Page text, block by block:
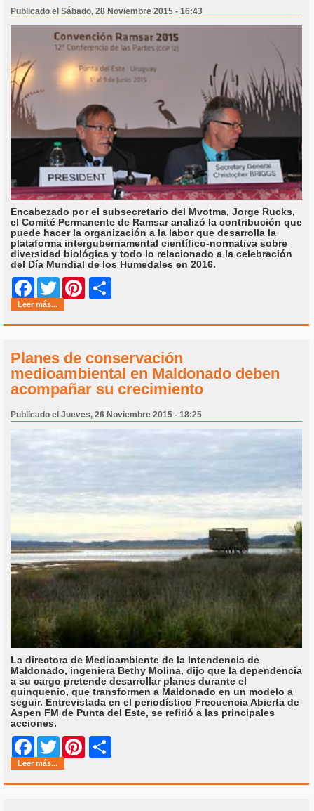
Publicado el Sábado, 28 Noviembre 2015 - 16:43
Encabezado por el subsecretario del Mvotma, Jorge Rucks,
el Comité Permanente de Ramsar analizó la contribución que
puede hacer la organización a la labor que desarrolla la
plataforma intergubernamental científico-normativa sobre
diversidad biológica y todo lo relacionado a la celebración
del Día Mundial de los Humedales en 2016.
Facebook
Twitter Pinterest
Leer más...
Planes de conservación
medioambiental en Maldonado deben
acompañar su crecimiento
Publicado el Jueves, 26 Noviembre 2015 - 18:25
La directora de Medioambiente de la Intendencia de
Maldonado, ingeniera Bethy Molina, dijo que la dependencia
a su cargo pretende desarrollar planes durante el
quinquenio, que transformen a Maldonado en un modelo a
seguir. Entrevistada en el periodístico Frecuencia Abierta de
Aspen FM de Punta del Este, se refirió a las principales
acciones.
Facebook
Twitter Pinterest
Leer más...